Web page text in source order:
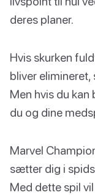
deres planer.
Hvis skurken
bliver elimineret,
Men hvis du kan
du og dine
Marvel
sætter dig i
Med dette spil